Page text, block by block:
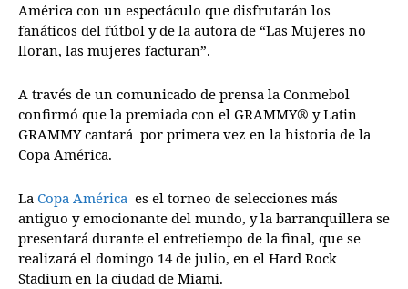
América con un espectáculo que disfrutarán los
fanáticos del fútbol y de la autora de “Las Mujeres no
lloran, las mujeres facturan”.
A través de un comunicado de prensa la Conmebol
confirmó que la premiada con el GRAMMY® y Latin
GRAMMY cantará por primera vez en la historia de la
Copa América.
La Copa América es el torneo de selecciones más
antiguo y emocionante del mundo, y la barranquillera se
presentará durante el entretiempo de la final, que se
realizará el domingo 14 de julio, en el Hard Rock
Stadium en la ciudad de Miami.